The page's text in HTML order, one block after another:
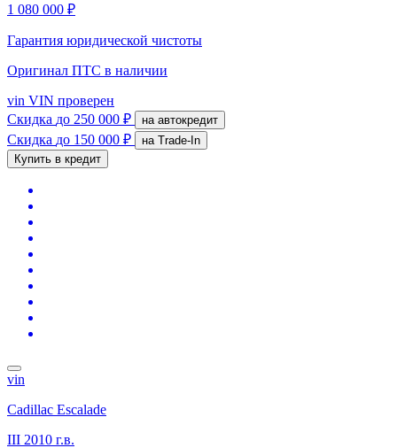
1 080 000 ₽
Гарантия юридической чистоты
Оригинал ПТС в наличии
vin VIN проверен
Скидка до 250 000 ₽ на автокредит
Скидка до 150 000 ₽
на Trade-In
Купить в кредит
vin
Cadillac Escalade
III 2010 г.в.